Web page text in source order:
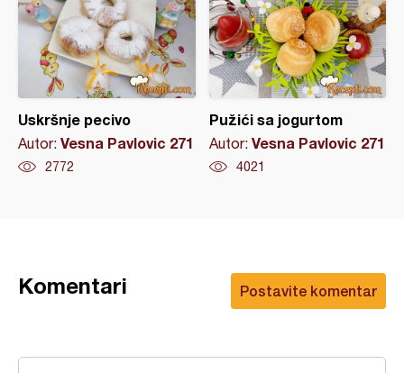
Uskršnje pecivo
Autor: Vesna Pavlovic 271
2772
Pužići sa jogurtom
Autor: Vesna Pavlovic 271
4021
Postavite komentar
Komentari